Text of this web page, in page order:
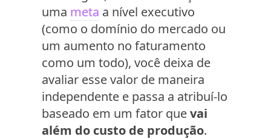
uma meta a nível executivo
(como o domínio do mercado ou
um aumento no faturamento
como um todo), você deixa de
avaliar esse valor de maneira
independente e passa a atribuí-lo
baseado em um fator quevai
além do custo de produção.